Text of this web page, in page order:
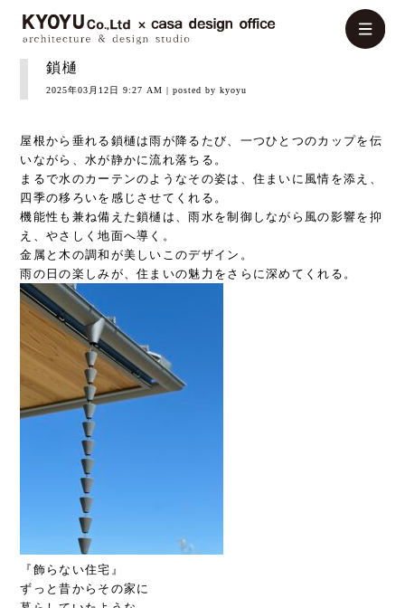
鎖樋
2025年03月12日 9:27 AM | posted by kyoyu
屋根から垂れる鎖樋は雨が降るたび、一つひとつのカップを伝
いながら、水が静かに流れ落ちる。
まるで水のカーテンのようなその姿は、住まいに風情を添え、
四季の移ろいを感じさせてくれる。
機能性も兼ね備えた鎖樋は、雨水を制御しながら風の影響を抑
え、やさしく地面へ導く。
金属と木の調和が美しいこのデザイン。
雨の日の楽しみが、住まいの魅力をさらに深めてくれる。
『飾らない住宅』
ずっと昔からその家に